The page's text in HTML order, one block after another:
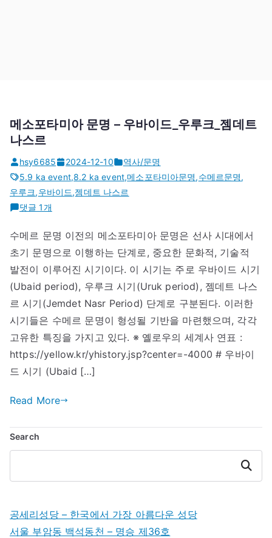
메소포타미아 문명 – 우바이드_우루크_젬데트
나스르
hsy6685 2024-12-10
역사/문명
5.9 ka event,8.2 ka event,메소포타미아문명,수메르문명,
우루크,우바이드,젬데트 나스르
메
포
타
미
아
우
바
이
_
루
크
젬
트
댓글 1개
수메르 문명 이전의 메소포타미아 문명은 선사 시대에서
초기 문명으로 이행하는 단계로, 중요한 문화적, 기술적
발전이 이루어진 시기이다. 이 시기는 주로 우바이드 시기
(Ubaid period), 우루크 시기(Uruk period), 젬데트 나스
르 시기(Jemdet Nasr Period) 단계로 구분된다. 이러한
시기들은 수메르 문명이 형성될 기반을 마련했으며, 각각
고유한 특징을 가지고 있다. ※ 옐로우의 세계사 연표 :
https://yellow.kr/yhistory.jsp?center=-4000 # 우바이
드 시기 (Ubaid […]
Read More
Search
Search
공세리성당 – 한국에서 가장 아름다운 성당
서울 부암동 백석동천 – 명승 제36호